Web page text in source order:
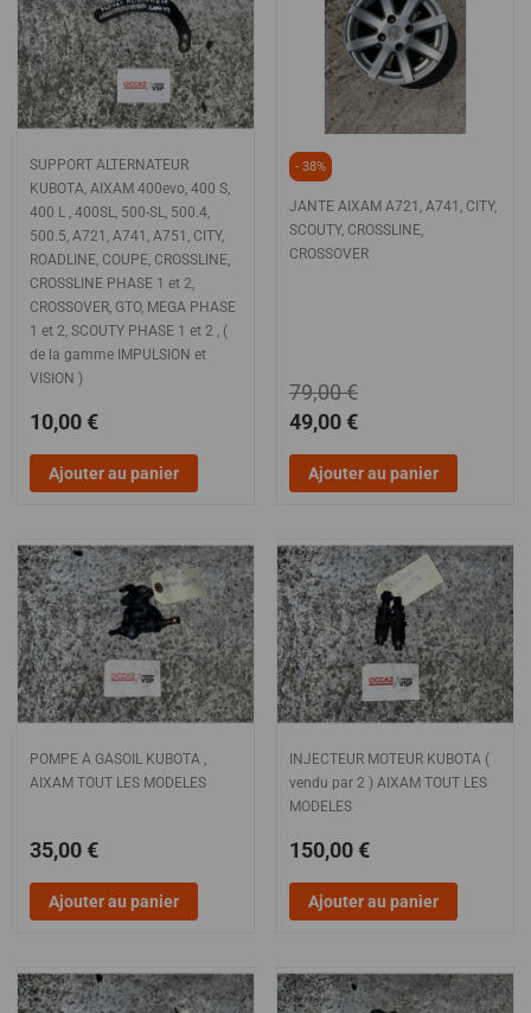
SUPPORT ALTERNATEUR
KUBOTA, AIXAM 400evo, 400 S,
400 L , 400SL, 500-SL, 500.4,
500.5, A721, A741, A751, CITY,
ROADLINE, COUPE, CROSSLINE,
CROSSLINE PHASE 1 et 2,
CROSSOVER, GTO, MEGA PHASE
1 et 2, SCOUTY PHASE 1 et 2 , (
de la gamme IMPULSION et
VISION )
10,00 €
Ajouter au panier
- 38%
JANTE AIXAM A721, A741, CITY,
SCOUTY, CROSSLINE,
CROSSOVER
49,00 €
79,00 €
Ajouter au panier
POMPE A GASOIL KUBOTA ,
AIXAM TOUT LES MODELES
35,00 €
Ajouter au panier
INJECTEUR MOTEUR KUBOTA (
vendu par 2 ) AIXAM TOUT LES
MODELES
150,00 €
Ajouter au panier